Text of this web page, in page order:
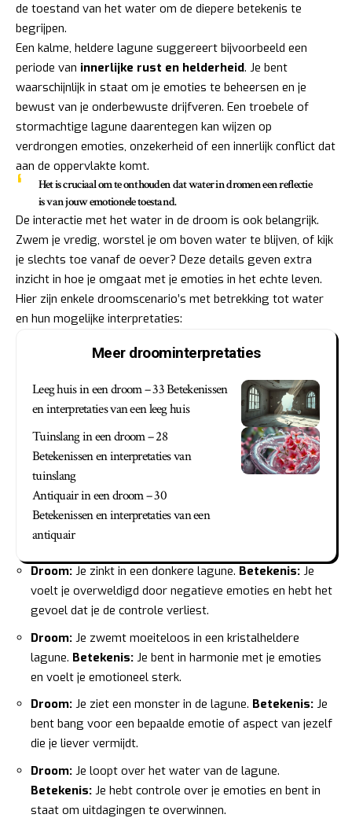
de toestand van het water om de diepere betekenis te
begrijpen.
Een kalme, heldere lagune suggereert bijvoorbeeld een
periode van innerlijke rust en helderheid. Je bent
waarschijnlijk in staat om je emoties te beheersen en je
bewust van je onderbewuste drijfveren. Een troebele of
stormachtige lagune daarentegen kan wijzen op
verdrongen emoties, onzekerheid of een innerlijk conflict dat
aan de oppervlakte komt.
Het is cruciaal om te onthouden dat water in dromen een reflectie
is van jouw emotionele toestand.
De interactie met het water in de droom is ook belangrijk.
Zwem je vredig, worstel je om boven water te blijven, of kijk
je slechts toe vanaf de oever? Deze details geven extra
inzicht in hoe je omgaat met je emoties in het echte leven.
Hier zijn enkele droomscenario’s met betrekking tot water
en hun mogelijke interpretaties:
Meer droominterpretaties
Leeg huis in een droom – 33 Betekenissen
en interpretaties van een leeg huis
Tuinslang in een droom – 28
Betekenissen en interpretaties van
tuinslang
Antiquair in een droom – 30
Betekenissen en interpretaties van een
antiquair
Droom: Je zinkt in een donkere lagune. Betekenis: Je
voelt je overweldigd door negatieve emoties en hebt het
gevoel dat je de controle verliest.
Droom: Je zwemt moeiteloos in een kristalheldere
lagune. Betekenis: Je bent in harmonie met je emoties
en voelt je emotioneel sterk.
Droom: Je ziet een monster in de lagune. Betekenis: Je
bent bang voor een bepaalde emotie of aspect van jezelf
die je liever vermijdt.
Droom: Je loopt over het water van de lagune.
Betekenis: Je hebt controle over je emoties en bent in
staat om uitdagingen te overwinnen.